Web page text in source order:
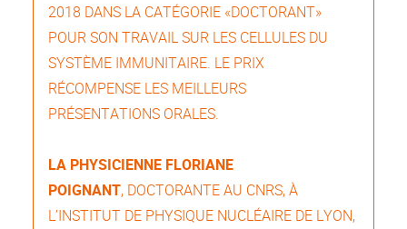
2018 DANS LA CATÉGORIE «DOCTORANT»
POUR SON TRAVAIL SUR LES CELLULES DU
SYSTÈME IMMUNITAIRE. LE PRIX
RÉCOMPENSE LES MEILLEURS
PRÉSENTATIONS ORALES.
LA PHYSICIENNE FLORIANE
POIGNANT, DOCTORANTE AU CNRS, À
L’INSTITUT DE PHYSIQUE NUCLÉAIRE DE LYON,